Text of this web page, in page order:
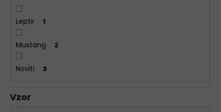
Leptir 1
Mustang 2
Noviti 3
Vzor